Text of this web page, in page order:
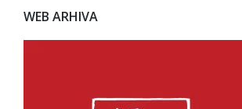
WEB ARHIVA